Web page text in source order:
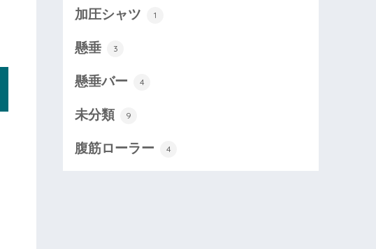
加圧シャツ 1
懸垂 3
懸垂バー 4
未分類 9
腹筋ローラー 4